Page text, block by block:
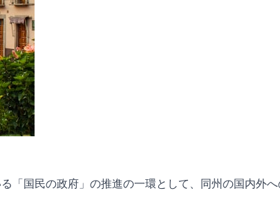
「国民の政府」の推進の一環として、同州の国内外